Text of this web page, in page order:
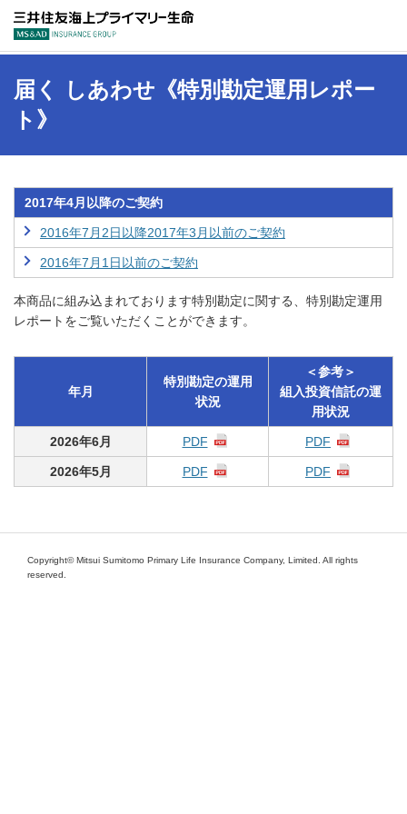
届く しあわせ《特別勘定運用レポー
ト》
2017年4月以降のご契約
2016年7月2日以降2017年3月以前のご契約
2016年7月1日以前のご契約
本商品に組み込まれております特別勘定に関する、特別勘定運用
レポートをご覧いただくことができます。
年月
特別勘定の運用
状況
＜参考＞
組入投資信託の運
用状況
2026年6月 PDF PDF
2026年5月 PDF PDF
Copyright© Mitsui Sumitomo Primary Life Insurance Company, Limited. All rights
reserved.